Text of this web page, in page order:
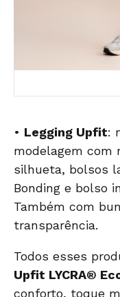
• Legging Upfit:
modelagem com
silhueta, bolsos
Bonding e bolso
Também com
transparência.
Todos esses
Upfit LYCRA®
conforto, toque